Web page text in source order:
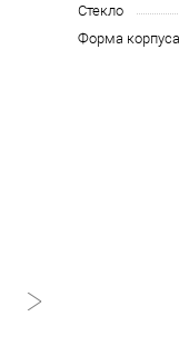
Стекло
Форма корпуса